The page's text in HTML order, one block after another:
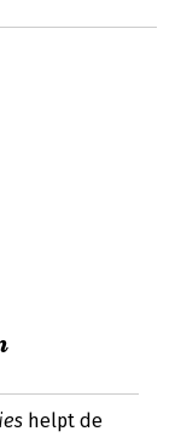
helpt de